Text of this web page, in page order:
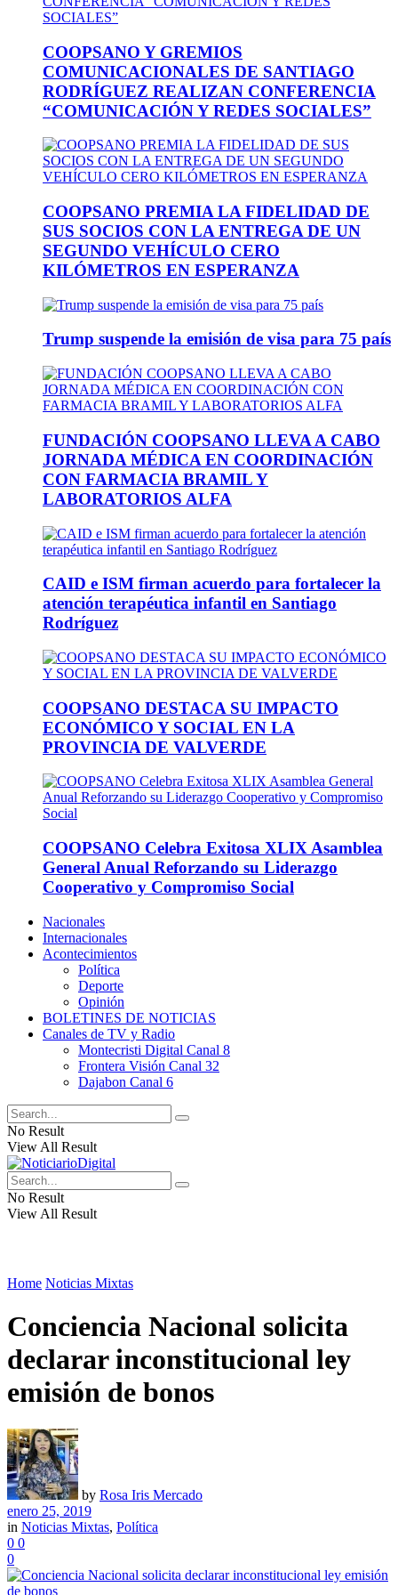
COOPSANO Y GREMIOS
COMUNICACIONALES DE SANTIAGO
RODRÍGUEZ REALIZAN CONFERENCIA
“COMUNICACIÓN Y REDES SOCIALES”
COOPSANO PREMIA LA FIDELIDAD DE
SUS SOCIOS CON LA ENTREGA DE UN
SEGUNDO VEHÍCULO CERO
KILÓMETROS EN ESPERANZA
Trump suspende la emisión de visa para 75 país
FUNDACIÓN COOPSANO LLEVA A CABO
JORNADA MÉDICA EN COORDINACIÓN
CON FARMACIA BRAMIL Y
LABORATORIOS ALFA
CAID e ISM firman acuerdo para fortalecer la
atención terapéutica infantil en Santiago
Rodríguez
COOPSANO DESTACA SU IMPACTO
ECONÓMICO Y SOCIAL EN LA
PROVINCIA DE VALVERDE
COOPSANO Celebra Exitosa XLIX Asamblea
General Anual Reforzando su Liderazgo
Cooperativo y Compromiso Social
Nacionales
Internacionales
Acontecimientos
Política
Deporte
Opinión
BOLETINES DE NOTICIAS
Canales de TV y Radio
Montecristi Digital Canal 8
Frontera Visión Canal 32
Dajabon Canal 6
No Result
View All Result
No Result
View All Result
Home Noticias Mixtas
Conciencia Nacional solicita
declarar inconstitucional ley
emisión de bonos
by Rosa Iris Mercado
enero 25, 2019
in Noticias Mixtas, Política
0 0
0